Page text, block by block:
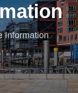
Information